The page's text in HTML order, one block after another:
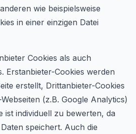
wie beispielsweise
in einer einzigen Datei
Cookies als auch
Erstanbieter-Cookies werden
erstellt, Drittanbieter-Cookies
(z.B. Google Analytics)
ist individuell zu bewerten, da
speichert. Auch die